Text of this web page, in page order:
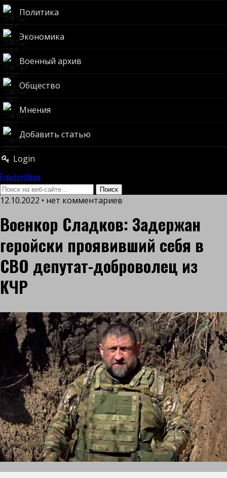
Политика
Экономика
Военный архив
Общество
Мнения
Добавить статью
Login
FreedomNews
12.10.2022 • нет комментариев
Военкор Сладков: Задержан
геройски проявивший себя в
СВО депутат-доброволец из
КЧР